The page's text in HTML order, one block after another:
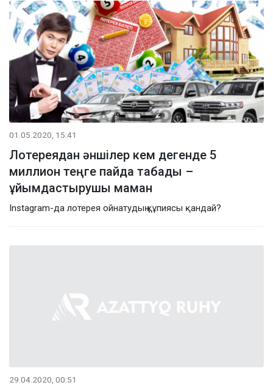
01.05.2020, 15:41
Лотереядан әншілер кем дегенде 5
миллион теңге пайда табады –
ұйымдастырушы маман
Instagram-да лотерея ойнатудың құпиясы қандай?
29.04.2020, 00:51